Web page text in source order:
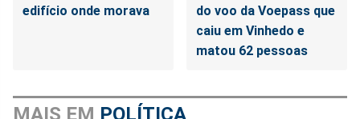
edifício onde morava
do voo da Voepass que
caiu em Vinhedo e
matou 62 pessoas
MAIS EM POLÍTICA